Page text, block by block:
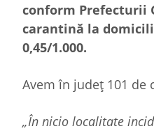
conform Prefecturii
carantină la
0,45/1.000.
Avem în județ 101 de
„În nicio localitate